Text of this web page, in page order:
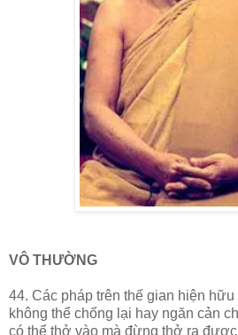
VÔ THƯỜNG
44. Các pháp trên thế gian hiện
không thể chống lại hay ngăn cản
có thể thở vào mà đừng thở ra